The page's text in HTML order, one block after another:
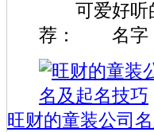
可爱好听的
荐： 名字：
旺财的童装公司